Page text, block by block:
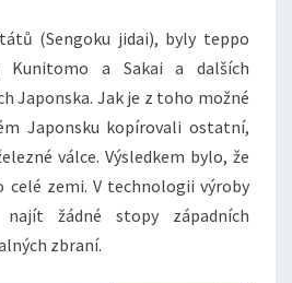
(Sengoku jidai), byly teppo
Kunitomo a Sakai a dalších
Japonska. Jak je z toho možné
Japonsku kopírovali ostatní,
válce. Výsledkem bylo, že
zemi. V technologii výroby
žádné stopy západních
zbraní.